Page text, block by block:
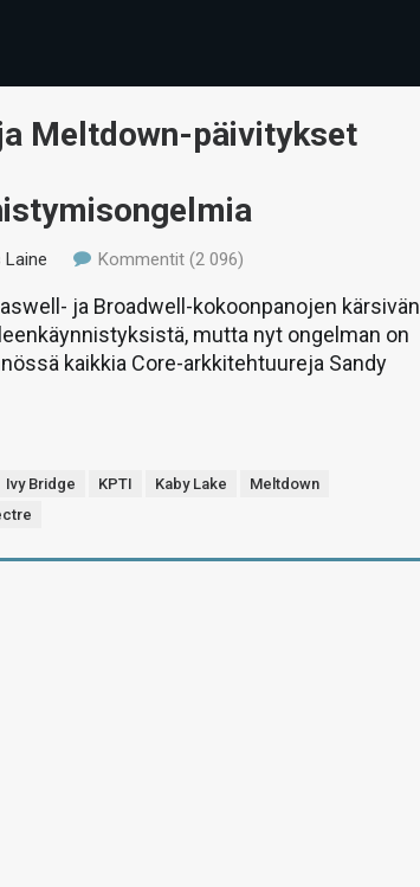
Meltdown-päivitykset
Laine Kommentit (2 096)
ja Broadwell-kokoonpanojen kärsivän
mutta nyt ongelman on
kaikkia Core-arkkitehtuureja Sandy
Ivy Bridge KPTI Kaby Lake
Meltdown